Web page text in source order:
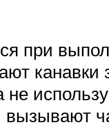
при
вызывают